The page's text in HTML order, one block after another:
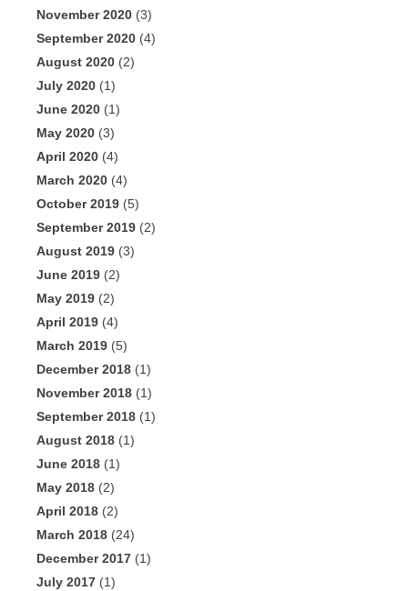
November 2020 (3)
September 2020 (4)
August 2020 (2)
July 2020 (1)
June 2020 (1)
May 2020 (3)
April 2020 (4)
March 2020 (4)
October 2019 (5)
September 2019 (2)
August 2019 (3)
June 2019 (2)
May 2019 (2)
April 2019 (4)
March 2019 (5)
December 2018 (1)
November 2018 (1)
September 2018 (1)
August 2018 (1)
June 2018 (1)
May 2018 (2)
April 2018 (2)
March 2018 (24)
December 2017 (1)
July 2017 (1)